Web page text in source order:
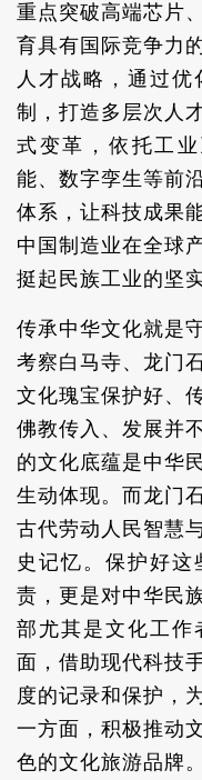
重点突破高端芯片
育具有国际竞争力
人才战略，通过
制，打造多层次人
式变革，依托工
能、数字孪生等前
体系，让科技成果
中国制造业在全球
挺起民族工业的坚
传承中华文化就是
考察白马寺、龙门
文化瑰宝保护好、
佛教传入、发展并
的文化底蕴是中华
生动体现。而龙门
古代劳动人民智慧
史记忆。保护好这
责，更是对中华民
部尤其是文化工作
面，借助现代科技
度的记录和保护，
一方面，积极推动
色的文化旅游品牌